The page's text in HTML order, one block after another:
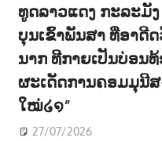
ທູດລາວແດງ ກະລະມັ
ບຸນເຂົ້າພັນສາ ທີ່ອາດີ
ນາກ ທີກາຍເປັນບ່ອນ
ຜະເດັດການຄອມມຸນີ
ໃໝ່໒໑”
27/07/2026